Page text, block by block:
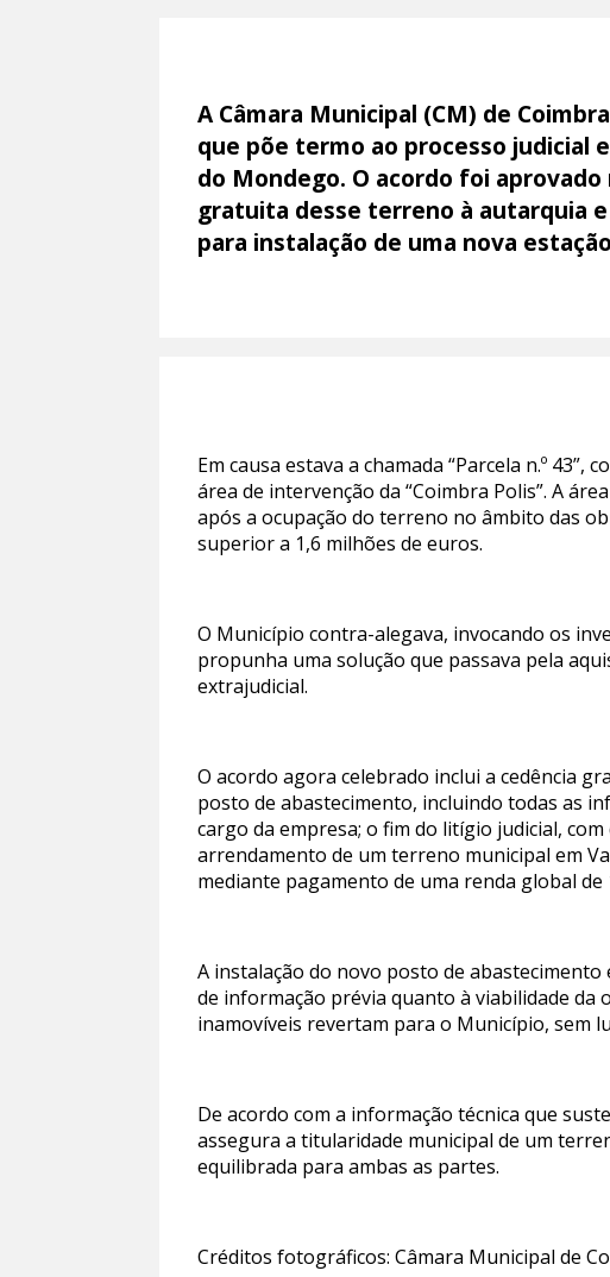
A Câmara Municipal (CM) de
que põe termo ao processo judicial
do Mondego. O acordo foi
gratuita desse terreno à autarquia
para instalação de uma nova
Em causa estava a chamada “Parcela n.º
área de intervenção da “Coimbra Polis”. A
após a ocupação do terreno no âmbito das
superior a 1,6 milhões de euros.
O Município contra-alegava, invocando os
propunha uma solução que passava pela
extrajudicial.
O acordo agora celebrado inclui a cedência
posto de abastecimento, incluindo todas as
cargo da empresa; o fim do litígio judicial,
arrendamento de um terreno municipal em
mediante pagamento de uma renda global de
A instalação do novo posto de
de informação prévia quanto à viabilidade da
inamovíveis revertam para o Município, sem
De acordo com a informação técnica que
assegura a titularidade municipal de um
equilibrada para ambas as partes.
Créditos fotográficos: Câmara Municipal de